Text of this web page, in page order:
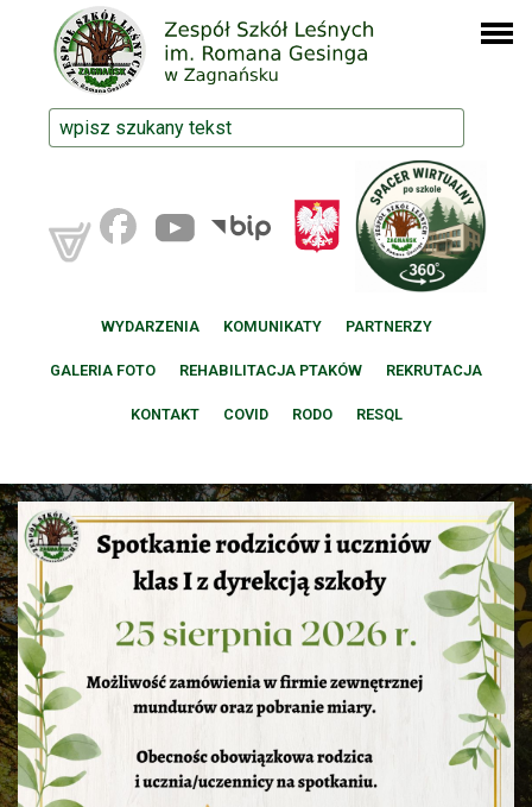
WYDARZENIA KOMUNIKATY PARTNERZY
GALERIA FOTO REHABILITACJA PTAKÓW REKRUTACJA
KONTAKT COVID RODO RESQL